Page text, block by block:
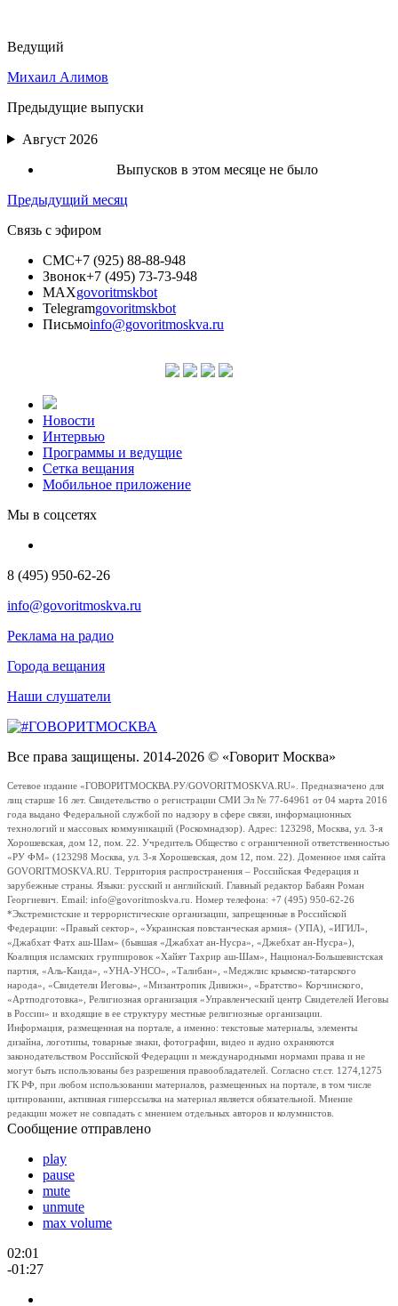
Ведущий
Михаил Алимов
Предыдущие выпуски
Август 2026
Выпусков в этом месяце не было
Предыдущий месяц
Связь с эфиром
СМС+7 (925) 88-88-948
Звонок+7 (495) 73-73-948
MAXgovoritmskbot
Telegramgovoritmskbot
Письмоinfo@govoritmoskva.ru
Новости
Интервью
Программы и ведущие
Сетка вещания
Мобильное приложение
Мы в соцсетях
8 (495) 950-62-26
info@govoritmoskva.ru
Реклама на радио
Города вещания
Наши слушатели
Все права защищены. 2014-2026 © «Говорит Москва»
Сетевое издание «ГОВОРИТМОСКВА.РУ/GOVORITMOSKVA.RU». Предназначено для
лиц старше 16 лет. Свидетельство о регистрации СМИ Эл № 77-64961 от 04 марта 2016
года выдано Федеральной службой по надзору в сфере связи, информационных
технологий и массовых коммуникаций (Роскомнадзор). Адрес: 123298, Москва, ул. 3-я
Хорошевская, дом 12, пом. 22. Учредитель Общество с ограниченной ответственностью
«РУ ФМ» (123298 Москва, ул. 3-я Хорошевская, дом 12, пом. 22). Доменное имя сайта
GOVORITMOSKVA.RU. Территория распространения – Российская Федерация и
зарубежные страны. Языки: русский и английский. Главный редактор Бабаян Роман
Георгиевич. Email: info@govoritmoskva.ru. Номер телефона: +7 (495) 950-62-26
*Экстремистские и террористические организации, запрещенные в Российской
Федерации: «Правый сектор», «Украинская повстанческая армия» (УПА), «ИГИЛ»,
«Джабхат Фатх аш-Шам» (бывшая «Джабхат ан-Нусра», «Джебхат ан-Нусра»),
Коалиция исламских группировок «Хайят Тахрир аш-Шам», Национал-Большевистская
партия, «Аль-Каида», «УНА-УНСО», «Талибан», «Меджлис крымско-татарского
народа», «Свидетели Иеговы», «Мизантропик Дивижн», «Братство» Корчинского,
«Артподготовка», Религиозная организация «Управленческий центр Свидетелей Иеговы
в России» и входящие в ее структуру местные религиозные организации.
Информация, размещенная на портале, а именно: текстовые материалы, элементы
дизайна, логотипы, товарные знаки, фотографии, видео и аудио охраняются
законодательством Российской Федерации и международными нормами права и не
могут быть использованы без разрешения правообладателей. Согласно ст.ст. 1274,1275
ГК РФ, при любом использовании материалов, размещенных на портале, в том числе
цитировании, активная гиперссылка на материал является обязательной. Мнение
редакции может не совпадать с мнением отдельных авторов и колумнистов.
Сообщение отправлено
play
pause
mute
unmute
max volume
02:01
-01:27